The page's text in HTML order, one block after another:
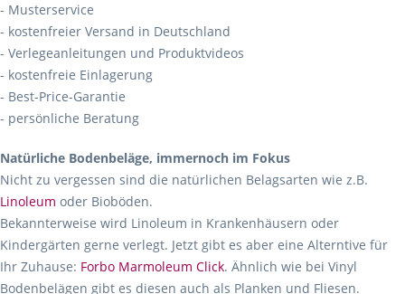
- Musterservice
- kostenfreier Versand in Deutschland
- Verlegeanleitungen und Produktvideos
- kostenfreie Einlagerung
- Best-Price-Garantie
- persönliche Beratung
Natürliche Bodenbeläge, immernoch im Fokus
Nicht zu vergessen sind die natürlichen Belagsarten wie z.B.
Linoleum oder Bioböden.
Bekannterweise wird Linoleum in Krankenhäusern oder
Kindergärten gerne verlegt. Jetzt gibt es aber eine Alterntive für
Ihr Zuhause: Forbo Marmoleum Click. Ähnlich wie bei Vinyl
Bodenbelägen gibt es diesen auch als Planken und Fliesen.